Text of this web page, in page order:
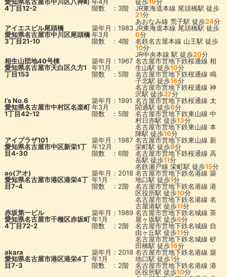
4丁目12-2
階数 ：3階
JR東海道本線 尾頭橋駅 徒歩
21分
あおなみ線 荒子駅 徒歩24分
アイエスビル尾頭橋
愛知県名古屋市中川区尾頭橋
3丁目21-10
築年月：1983
年3月
階数 ：4階
JR東海道本線 尾頭橋駅 徒歩
6分
名鉄名古屋本線 山王駅 徒歩
10分
JR中央本線 駅 徒歩20分
相生山団地40号棟
愛知県名古屋市天白区久方1
丁目153
築年月：1967
年11月
階数 ：5階
名古屋市営地下鉄桜通線 相
生山駅 徒歩10分
名古屋市営地下鉄桜通線 鳴
子北駅 徒歩16分
名古屋市営地下鉄桜通線 神
沢駅 徒歩27分
I’s No.6
愛知県名古屋市中村区名楽町
1丁目42-12
築年月：1991
年3月
階数 ：5階
名古屋市営地下鉄桜通線 太
閤通駅 徒歩8分
名古屋市営地下鉄東山線 中
村日赤駅 徒歩13分
名古屋市営地下鉄東山線 本
陣駅 徒歩16分
アイプラザ101
愛知県名古屋市中区新栄1丁
目4-30
築年月：1987
年12月
階数 ：6階
名古屋市営地下鉄東山線 新
栄町駅 徒歩8分
名古屋市営地下鉄桜通線 高
岳駅 徒歩11分
名鉄瀬戸線 栄町駅 徒歩15分
ao(アオ)
愛知県名古屋市港区港栄4丁
目7-4
築年月：2018
年1月
階数 ：2階
名古屋市営地下鉄名港線 築
地口駅 徒歩1分
名古屋市営地下鉄名港線 港
区役所駅 徒歩10分
名古屋市営地下鉄名港線 名
古屋港駅 徒歩11分
赤坂第一ビル
愛知県名古屋市千種区赤坂町
4丁目72-2
築年月：1989
年1月
階数 ：2階
名古屋市営地下鉄名城線 茶
屋ヶ坂駅 徒歩6分
名古屋市営地下鉄名城線 自
由ヶ丘駅 徒歩11分
名古屋市営地下鉄名城線 砂
田橋駅 徒歩16分
akara
愛知県名古屋市港区港栄4丁
目7-3
築年月：2018
年1月
階数 ：2階
名古屋市営地下鉄名港線 築
地口駅 徒歩1分
名古屋市営地下鉄名港線 港
区役所駅 徒歩10分